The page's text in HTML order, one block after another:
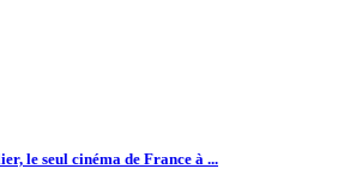
le seul cinéma de France à ...